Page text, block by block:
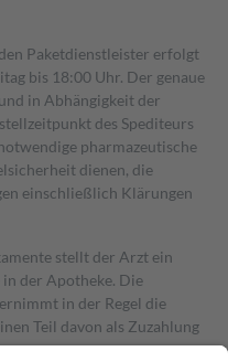
Paketdienstleister erfolgt
bis 18:00 Uhr. Der genaue
in Abhängigkeit der
des Spediteurs
pharmazeutische
dienen, die
einschließlich Klärungen
stellt der Arzt ein
in der Apotheke. Die
in der Regel die
Teil davon als Zuzahlung